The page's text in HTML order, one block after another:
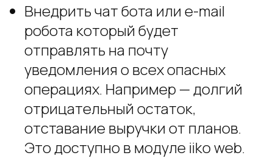
Внедрить чат бота или e-mail
робота который будет
отправлять на почту
уведомления о всех опасных
операциях. Например — долгий
отрицательный остаток,
отставание выручки от планов.
Это доступно в модуле iiko web.